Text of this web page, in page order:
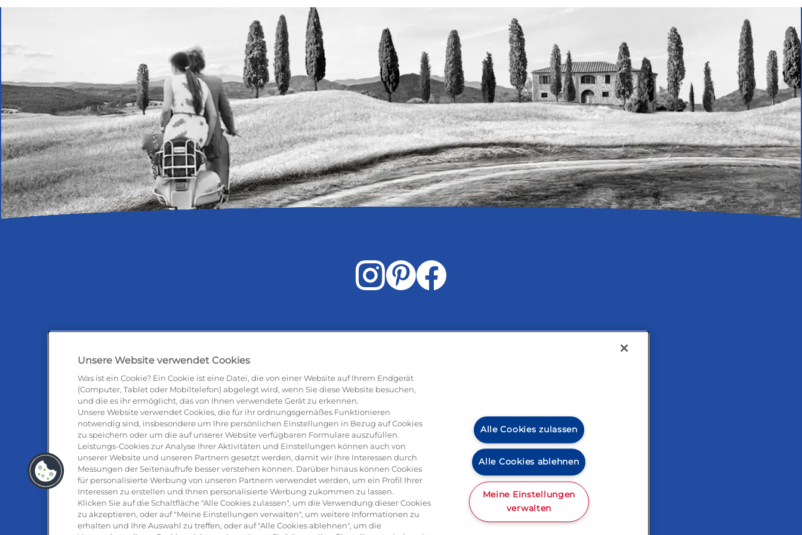
AntipastiPizzaPasta & aufläufe
Produkte
Unsere Website verwendet Cookies
Was ist ein Cookie? Ein Cookie ist eine Datei, die von einer Website auf Ihrem Endgerät
(Computer, Tablet oder Mobiltelefon) abgelegt wird, wenn Sie diese Website besuchen,
und die es ihr ermöglicht, das von Ihnen verwendete Gerät zu erkennen.
Unsere Website verwendet Cookies, die für ihr ordnungsgemäßes Funktionieren
notwendig sind, insbesondere um Ihre persönlichen Einstellungen in Bezug auf Cookies
zu speichern oder um die auf unserer Website verfügbaren Formulare auszufüllen.
Leistungs-Cookies zur Analyse Ihrer Aktivitäten und Einstellungen können auch von
unserer Website und unseren Partnern gesetzt werden, damit wir Ihre Interessen durch
Messungen der Seitenaufrufe besser verstehen können. Darüber hinaus können Cookies
für personalisierte Werbung von unseren Partnern verwendet werden, um ein Profil Ihrer
Interessen zu erstellen und Ihnen personalisierte Werbung zukommen zu lassen.
Klicken Sie auf die Schaltfläche "Alle Cookies zulassen", um die Verwendung dieser Cookies
zu akzeptieren, oder auf "Meine Einstellungen verwalten", um weitere Informationen zu
erhalten und Ihre Auswahl zu treffen, oder auf "Alle Cookies ablehnen", um die
Alle Cookies zulassen
Alle Cookies ablehnen
Meine Einstellungen
verwalten